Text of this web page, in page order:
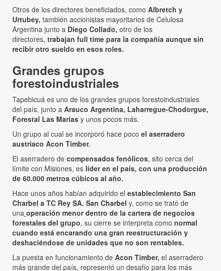
Otros de los directores beneficiados, como Albretch y
Urtubey, también accionistas mayoritarios de Celulosa
Argentina junto a Diego Collado, otro de los
directores, trabajan full time para la compañía aunque sin
recibir otro sueldo en esos roles.
Grandes grupos
forestoindustriales
Tapebicuá es uno de los grandes grupos forestoindustriales
del país, junto a Arauco Argentina, Laharregue-Chodorgue,
Forestal Las Marías y unos pocos más.
Un grupo al cual se incorporó hace poco el aserradero
austríaco Acon Timber.
El aserradero de compensados fenólicos, sito cerca del
límite con Misiones, es líder en el país, con una producción
de 60.000 metros cúbicos al año.
Hace unos años habían adquirido el establecimiento San
Charbel a TC Rey SA. San Charbel y, como se trató de
una operación menor dentro de la cartera de negocios
forestales del grupo, su cierre se interpreta como normal
cuando está encarando una gran reestructuración y
deshaciéndose de unidades que no son rentables.
La puesta en funcionamiento de Acon Timber, el aserradero
más grande del país, representó un desafío para los más